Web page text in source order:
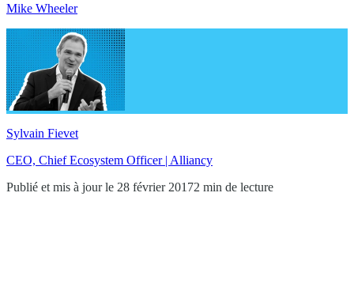
Mike Wheeler
Sylvain Fievet
CEO, Chief Ecosystem Officer | Alliancy
Publié et mis à jour le 28 février 20172 min de lecture